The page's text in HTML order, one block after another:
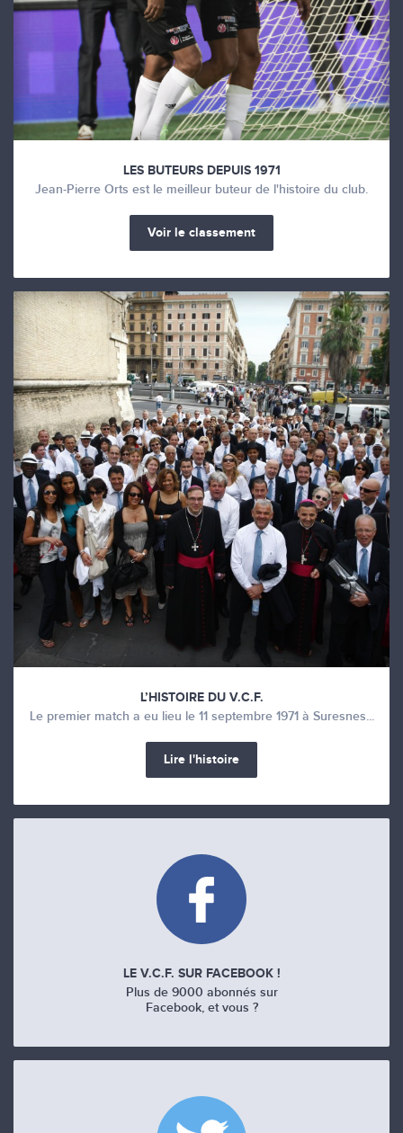
LES BUTEURS DEPUIS 1971
Jean-Pierre Orts est le meilleur buteur de l'histoire du club.
Voir le classement
L’HISTOIRE DU V.C.F.
Le premier match a eu lieu le 11 septembre 1971 à Suresnes...
Lire l'histoire
LE V.C.F. SUR FACEBOOK !
Plus de 9000 abonnés sur
Facebook, et vous ?